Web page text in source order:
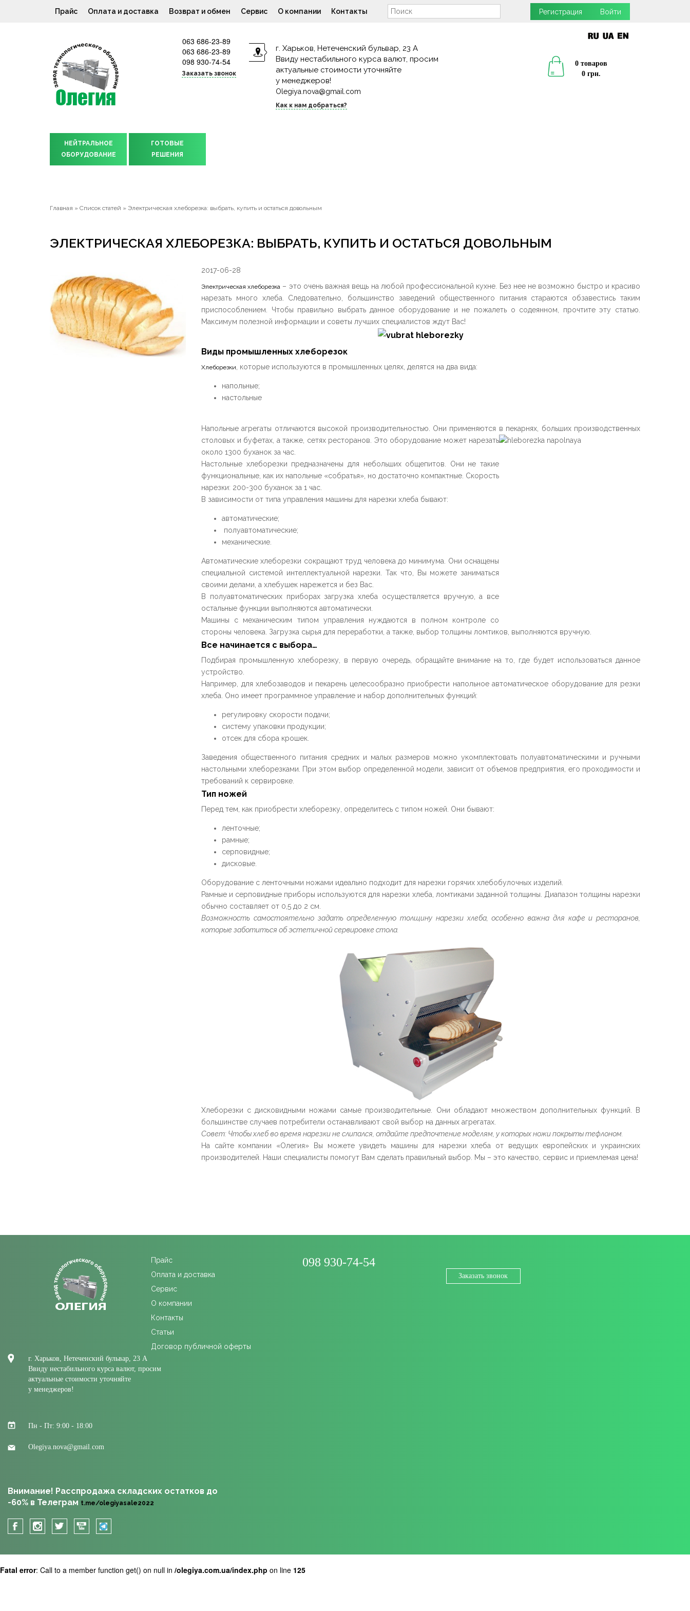
Прайс Оплата и доставка Возврат и обмен Сервис О компании Контакты Регистрация Войти
063 686-23-89
063 686-23-89
098 930-74-54
Заказать звонок
г. Харьков, Нетеченский бульвар, 23 А
Ввиду нестабильного курса валют, просим
актуальные стоимости уточняйте
у менеджеров!
Olegiya.nova@gmail.com
Как к нам добраться?
0 товаров
0 грн.
НЕЙТРАЛЬНОЕ
ОБОРУДОВАНИЕ
ГОТОВЫЕ
РЕШЕНИЯ
Главная » Список статей » Электрическая хлеборезка: выбрать, купить и остаться довольным
ЭЛЕКТРИЧЕСКАЯ ХЛЕБОРЕЗКА: ВЫБРАТЬ, КУПИТЬ И ОСТАТЬСЯ ДОВОЛЬНЫМ
2017-06-28
Электрическая хлеборезка – это очень важная вещь на любой профессиональной кухне. Без нее не возможно быстро и красиво
нарезать много хлеба. Следовательно, большинство заведений общественного питания стараются обзавестись таким
приспособлением. Чтобы правильно выбрать данное оборудование и не пожалеть о содеянном, прочтите эту статью.
Максимум полезной информации и советы лучших специалистов ждут Вас!
Виды промышленных хлеборезок
Хлеборезки, которые используются в промышленных целях, делятся на два вида:
напольные;
настольные
Напольные агрегаты отличаются высокой производительностью. Они применяются в пекарнях, больших производственных
столовых и буфетах, а также, сетях ресторанов. Это оборудование может нарезать
около 1300 буханок за час.
Настольные хлеборезки предназначены для небольших общепитов. Они не такие
функциональные, как их напольные «собратья», но достаточно компактные. Скорость
нарезки: 200-300 буханок за 1 час.
В зависимости от типа управления машины для нарезки хлеба бывают:
автоматические;
полуавтоматические;
механические.
Автоматические хлеборезки сокращают труд человека до минимума. Они оснащены
специальной системой интеллектуальной нарезки. Так что, Вы можете заниматься
своими делами, а хлебушек нарежется и без Вас.
В полуавтоматических приборах загрузка хлеба осуществляется вручную, а все
остальные функции выполняются автоматически.
Машины с механическим типом управления нуждаются в полном контроле со
стороны человека. Загрузка сырья для переработки, а также, выбор толщины ломтиков, выполняются вручную.
Все начинается с выбора…
Подбирая промышленную хлеборезку, в первую очередь, обращайте внимание на то, где будет использоваться данное
устройство.
Например, для хлебозаводов и пекарень целесообразно приобрести напольное автоматическое оборудование для резки
хлеба. Оно имеет программное управление и набор дополнительных функций:
регулировку скорости подачи;
систему упаковки продукции;
отсек для сбора крошек.
Заведения общественного питания средних и малых размеров можно укомплектовать полуавтоматическими и ручными
настольными хлеборезками. При этом выбор определенной модели, зависит от объемов предприятия, его проходимости и
требований к сервировке.
Тип ножей
Перед тем, как приобрести хлеборезку, определитесь с типом ножей. Они бывают:
ленточные;
рамные;
серповидные;
дисковые.
Оборудование с ленточными ножами идеально подходит для нарезки горячих хлебобулочных изделий.
Рамные и серповидные приборы используются для нарезки хлеба, ломтиками заданной толщины. Диапазон толщины нарезки
обычно составляет от 0,5 до 2 см.
Возможность самостоятельно задать определенную толщину нарезки хлеба, особенно важна для кафе и ресторанов,
которые заботиться об эстетичной сервировке стола.
Хлеборезки с дисковидными ножами самые производительные. Они обладают множеством дополнительных функций. В
большинстве случаев потребители останавливают свой выбор на данных агрегатах.
Совет: Чтобы хлеб во время нарезки не слипался, отдайте предпочтение моделям, у которых ножи покрыты тефлоном.
На сайте компании «Олегия» Вы можете увидеть машины для нарезки хлеба от ведущих европейских и украинских
производителей. Наши специалисты помогут Вам сделать правильный выбор. Мы – это качество, сервис и приемлемая цена!
Прайс
Оплата и доставка
Сервис
О компании
Контакты
Статьи
Договор публичной оферты
098 930-74-54
Заказать звонок
г. Харьков, Нетеченский бульвар, 23 А
Ввиду нестабильного курса валют, просим
актуальные стоимости уточняйте
у менеджеров!
Пн - Пт: 9:00 - 18:00
Olegiya.nova@gmail.com
Внимание! Расспродажа складских остатков до
-60% в Телеграм t.me/olegiyasale2022
Fatal error: Call to a member function get() on null in /olegiya.com.ua/index.php on line 125